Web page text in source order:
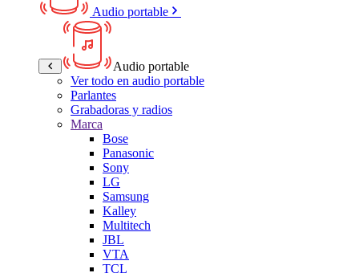
Audio portable
Audio portable
Ver todo en audio portable
Parlantes
Grabadoras y radios
Marca
Bose
Panasonic
Sony
LG
Samsung
Kalley
Multitech
JBL
VTA
TCL